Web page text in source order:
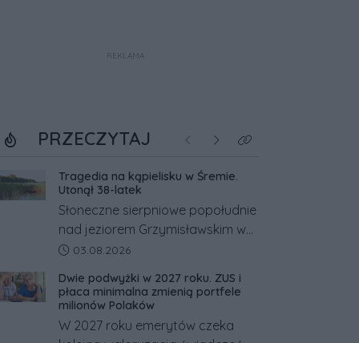
REKLAMA
PRZECZYTAJ Poprzednie
NastępneKliknij aby zobaczyć
Tragedia na kąpielisku w Śremie.
Utonął 38-latek
Słoneczne sierpniowe popołudnie
nad jeziorem Grzymisławskim w
powiecie śremskim zakończyło
zdołały odwrócić nawet
natychmiastowe działania służb
ratunkowych.
Data dodania artykułu:
03.08.2026
Dwie podwyżki w 2027 roku. ZUS i
płaca minimalna zmienią portfele
milionów Polaków
W 2027 roku emerytów czeka